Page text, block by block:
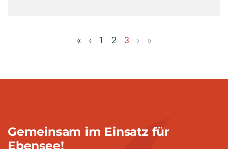
« ‹ 1 2
3
› »
Gemeinsam im Einsatz für
Ebensee!